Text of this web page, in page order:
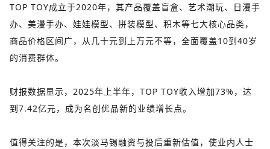
TOP TOY成立于2020年，其产品覆盖盲盒、艺术潮玩、日漫手
办、美漫手办、娃娃模型、拼装模型、积木等七大核心品类，
商品价格区间广，从几十元到上万元不等，全面覆盖10到40岁
的消费群体。
财报数据显示，2025年上半年，TOP TOY收入增加73%，达
到7.42亿元，成为名创优品新的业绩增长点。
值得关注的是，本次淡马锡融资与投后重新估值，使业内人士